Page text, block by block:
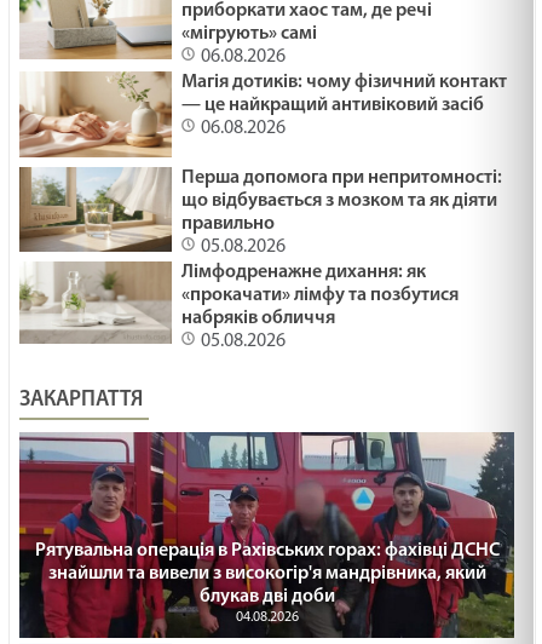
приборкати хаос там, де речі
«мігрують» самі
06.08.2026
Магія дотиків: чому фізичний контакт
— це найкращий антивіковий засіб
06.08.2026
Перша допомога при непритомності:
що відбувається з мозком та як діяти
правильно
05.08.2026
Лімфодренажне дихання: як
«прокачати» лімфу та позбутися
набряків обличчя
05.08.2026
ЗАКАРПАТТЯ
Рятувальна операція в Рахівських горах: фахівці ДСНС
знайшли та вивели з високогір'я мандрівника, який
блукав дві доби
04.08.2026